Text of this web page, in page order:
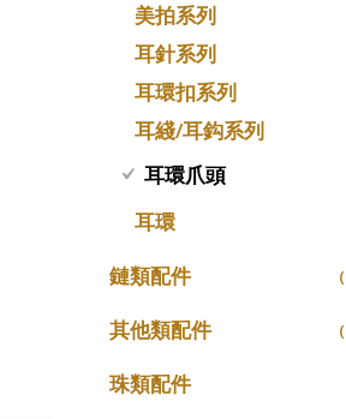
側身鏈系列
肖邦鏈系列
雙十字鏈系列
水波鏈系列
蛇骨鏈系列
鏈尾系列
嘴唇鏈系列
竹節鏈系列
珍珠鏈系列
美拍系列
耳針系列
耳環扣系列
耳綫/耳鈎系列
耳環爪頭
耳環
鏈類配件
動感車花吊墜
生圈扣系列
其他類配件
珠盤系列
珠類配件